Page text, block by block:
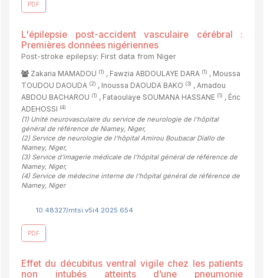
PDF
L'épilepsie post-accident vasculaire cérébral :
Premières données nigériennes
Post-stroke epilepsy: First data from Niger
Zakaria MAMADOU (1) , Fawzia ABDOULAYE DARA (1) , Moussa
TOUDOU DAOUDA (2) , Inoussa DAOUDA BAKO (3) , Amadou
ABDOU BACHAROU (1) , Fataoulaye SOUMANA HASSANE (1) , Éric
ADEHOSSI (4)
(1) Unité neurovasculaire du service de neurologie de l’hôpital
général de référence de Niamey, Niger,
(2) Service de neurologie de l’hôpital Amirou Boubacar Diallo de
Niamey, Niger,
(3) Service d’imagerie médicale de l’hôpital général de référence de
Niamey, Niger,
(4) Service de médecine interne de l’hôpital général de référence de
Niamey, Niger
10.48327/mtsi.v5i4.2025.654
PDF
Effet du décubitus ventral vigile chez les patients
non intubés atteints d’une pneumonie